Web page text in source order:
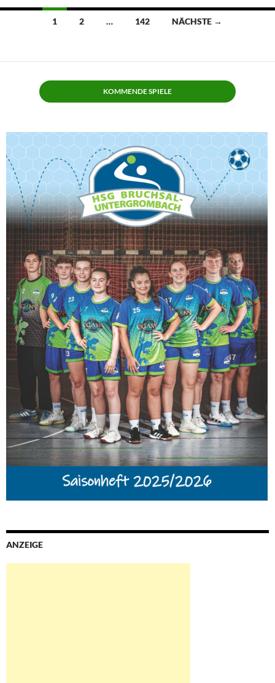
Beitragsnavigation
1 2 … 142 NÄCHSTE →
KOMMENDE SPIELE
ANZEIGE